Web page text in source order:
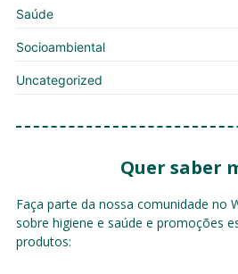
Saúde
Socioambiental
Uncategorized
Quer saber
Faça parte da nossa comunidade no
sobre higiene e saúde e promoções
produtos: